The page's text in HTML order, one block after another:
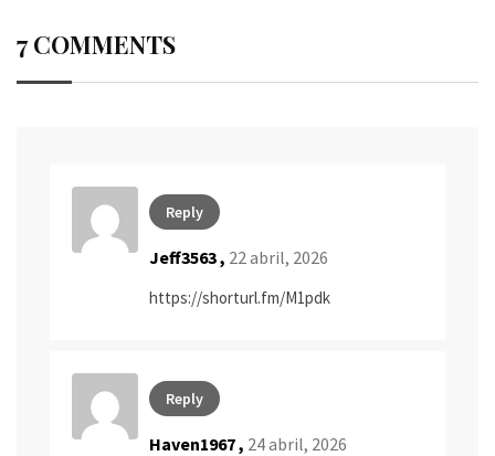
7 COMMENTS
Reply
Jeff3563 , 22 abril, 2026
https://shorturl.fm/M1pdk
Reply
Haven1967 , 24 abril, 2026